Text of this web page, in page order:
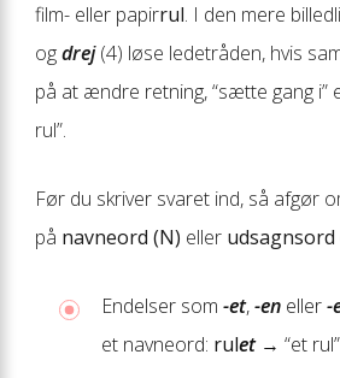
film- eller papirrul. I den mere
ogdrej(4) løse ledetråden, hvis
på at ændre retning, “sætte gang i”
rul”.
Før du skriver svaret ind, så afgør
på navneord (N) eller udsagnsord
Endelser som -et,-en eller-
et navneord: rulet→ “et